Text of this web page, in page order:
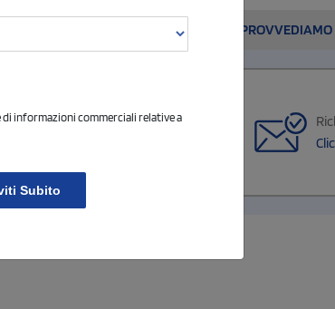
IL TUO ORDINE? NON TI PREOCCUPARE,
adesso al
informazioni commerciali relative a
Subito